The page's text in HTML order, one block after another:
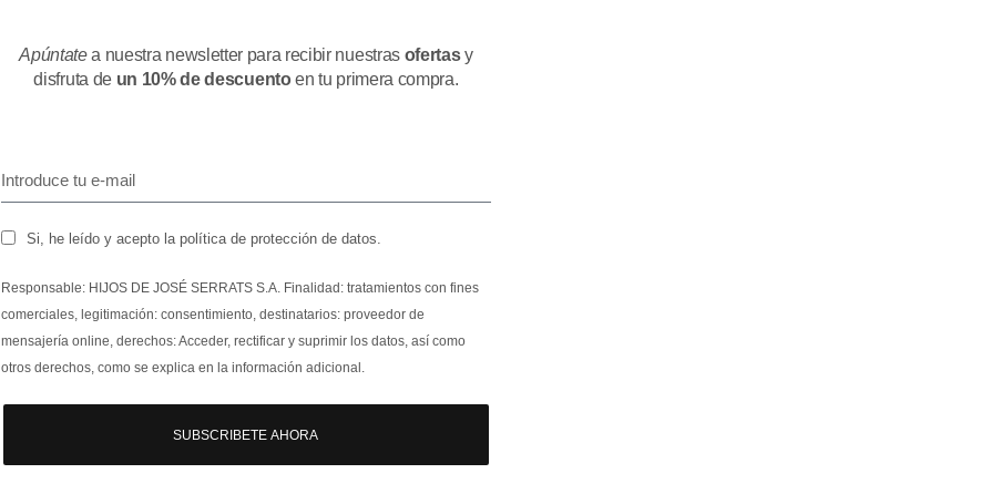
Apúntatea nuestra newsletter para recibir nuestras ofertasy
disfruta de un 10% de descuentoen tu primera compra.
Si, he leído y acepto la política de protección de datos.
Responsable: HIJOS DE JOSÉ SERRATS S.A. Finalidad: tratamientos con fines
comerciales, legitimación: consentimiento, destinatarios: proveedor de
mensajería online, derechos: Acceder, rectificar y suprimir los datos, así como
otros derechos, como se explica en la información adicional.
SUBSCRIBETE AHORA